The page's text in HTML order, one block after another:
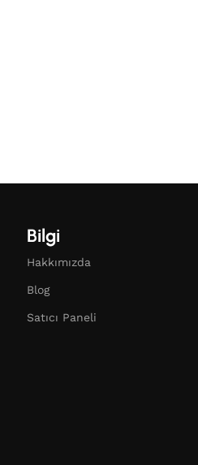
Bilgi
Hakkımızda
Blog
Satıcı Paneli